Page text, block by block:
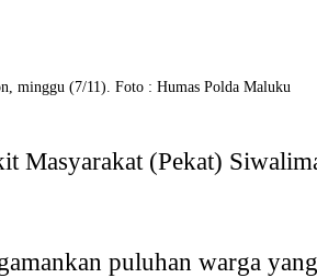
minggu (7/11). Foto : Humas Polda Maluku
Masyarakat (Pekat)
puluhan warga yang